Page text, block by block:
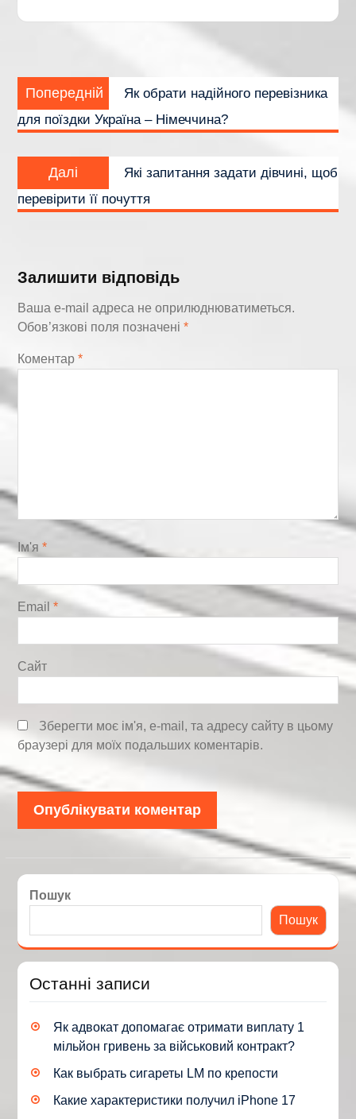
записів
Попередній
запис:
Як обрати надійного перевізника
для поїздки Україна – Німеччина?
Далі
запис:
Які запитання задати дівчині, щоб
перевірити її почуття
Залишити відповідь
Ваша e-mail адреса не оприлюднюватиметься.
Обов’язкові поля позначені *
Коментар *
Ім'я *
Email *
Сайт
Зберегти моє ім'я, e-mail, та адресу сайту в цьому
браузері для моїх подальших коментарів.
Пошук
Пошук
Останні записи
Як адвокат допомагає отримати виплату 1
мільйон гривень за військовий контракт?
Как выбрать сигареты LM по крепости
Какие характеристики получил iPhone 17